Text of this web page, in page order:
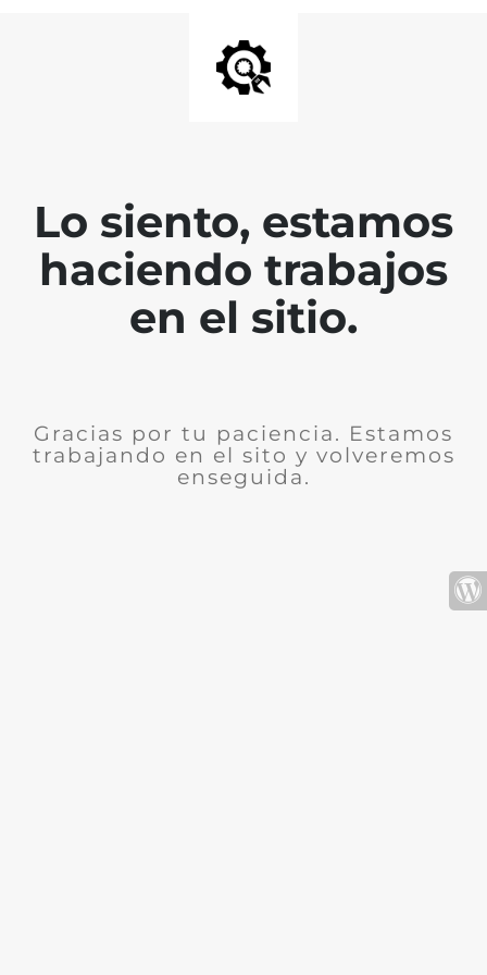
Lo siento, estamos
haciendo trabajos
en el sitio.
Gracias por tu paciencia. Estamos
trabajando en el sito y volveremos
enseguida.